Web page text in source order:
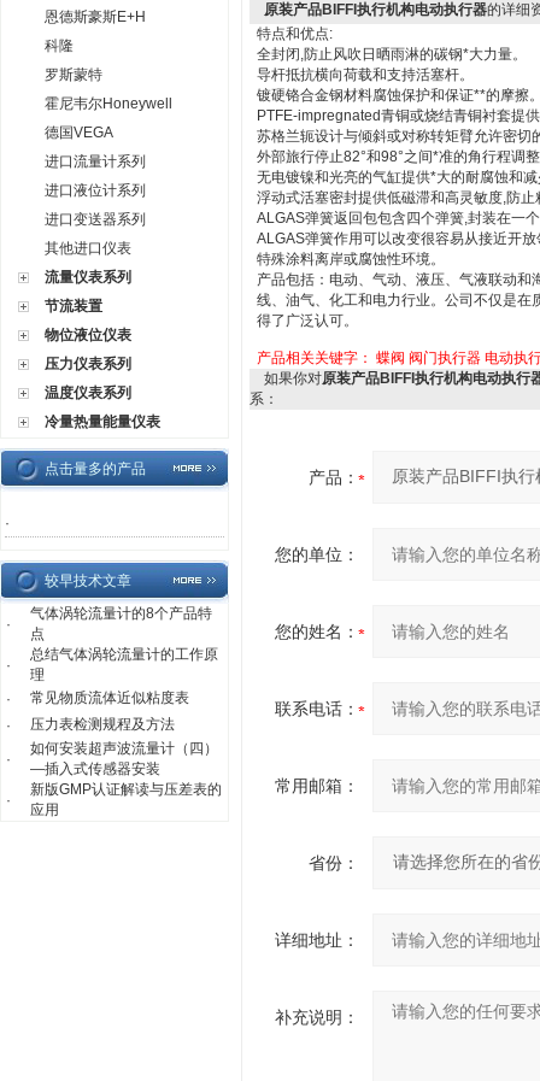
恩德斯豪斯E+H
科隆
罗斯蒙特
霍尼韦尔Honeywell
德国VEGA
进口流量计系列
进口液位计系列
进口变送器系列
其他进口仪表
流量仪表系列
节流装置
物位液位仪表
压力仪表系列
温度仪表系列
冷量热量能量仪表
点击量多的产品
·
较早技术文章
·
气体涡轮流量计的8个产品特
点
·
总结气体涡轮流量计的工作原
理
·
常见物质流体近似粘度表
·
压力表检测规程及方法
·
如何安装超声波流量计（四）
—插入式传感器安装
·
新版GMP认证解读与压差表的
应用
原装产品BIFFI执行机构电动执行器的详细
特点和优点:
全封闭,防止风吹日晒雨淋的碳钢*大力量。
导杆抵抗横向荷载和支持活塞杆。
镀硬铬合金钢材料腐蚀保护和保证**的摩擦
PTFE-impregnated青铜或烧结青铜衬套提
苏格兰轭设计与倾斜或对称转矩臂允许密切
外部旅行停止82°和98°之间*准的角行程调
无电镀镍和光亮的气缸提供*大的耐腐蚀和
浮动式活塞密封提供低磁滞和高灵敏度,防止
ALGAS弹簧返回包包含四个弹簧,封装在一
ALGAS弹簧作用可以改变很容易从接近开
特殊涂料离岸或腐蚀性环境。
产品包括：电动、气动、液压、气液联动
线、油气、化工和电力行业。公司不仅是
得了广泛认可。
产品相关关键字： 蝶阀 阀门执行器 电动执
如果你对原装产品BIFFI执行机构电动执行
系：
产品：
您的单位：
您的姓名：
联系电话：
常用邮箱：
省份：
详细地址：
补充说明：